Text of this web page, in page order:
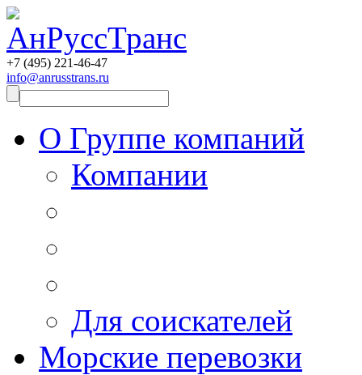
+7 (495) 221-46-47
info@anrusstrans.ru
О Группе компаний
Компании
Для соискателей
Морские перевозки